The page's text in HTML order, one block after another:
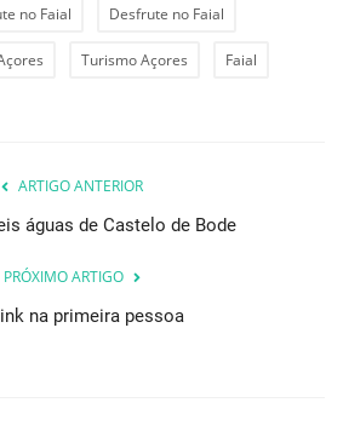
no Faial Desfrute no Faial
Turismo Açores Faial
ARTIGO ANTERIOR
águas de Castelo de Bode
PRÓXIMO ARTIGO
na primeira pessoa